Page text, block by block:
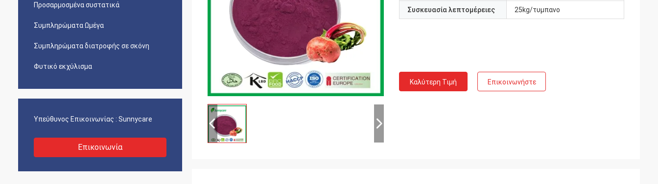
Προσαρμοσμένα συστατικά
Συμπληρώματα Ωμέγα
Συμπληρώματα διατροφής σε σκόνη
Φυτικό εκχύλισμα
Υπεύθυνος Επικοινωνίας : Sunnycare
Επικοινωνία
Συσκευασία λεπτομέρειες 25kg/τυμπανο
Καλύτερη Τιμή Επικοινωνήστε